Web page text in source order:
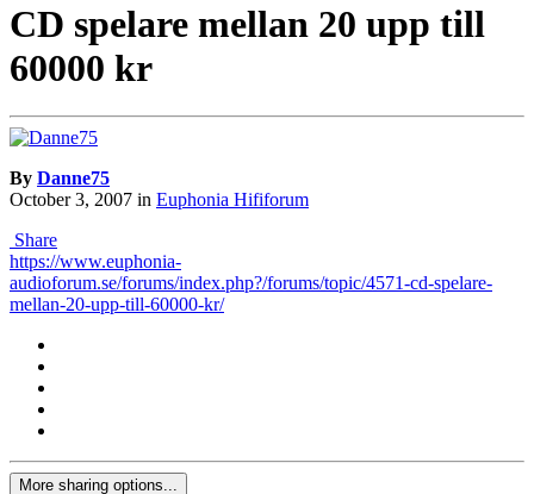
CD spelare mellan 20 upp till
60000 kr
By Danne75
October 3, 2007 in Euphonia Hififorum
Share
https://www.euphonia-
audioforum.se/forums/index.php?/forums/topic/4571-cd-spelare-
mellan-20-upp-till-60000-kr/
More sharing options...